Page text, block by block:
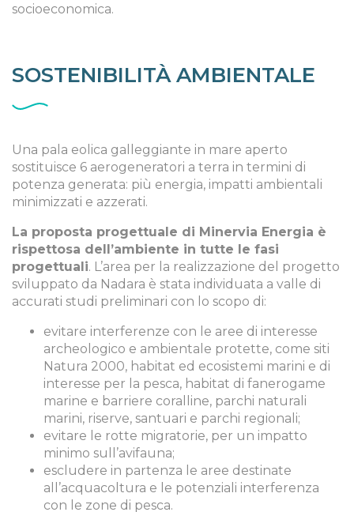
socioeconomica.
Una pala eolica galleggiante in mare aperto
sostituisce 6 aerogeneratori a terra in termini di
potenza generata: più energia, impatti ambientali
minimizzati e azzerati.
La proposta progettuale di Minervia Energia è
rispettosa dell’ambiente in tutte le fasi
progettuali. L’area per la realizzazione del progetto
sviluppato da Nadara è stata individuata a valle di
accurati studi preliminari con lo scopo di:
evitare interferenze con le aree di interesse
archeologico e ambientale protette, come siti
Natura 2000, habitat ed ecosistemi marini e di
interesse per la pesca, habitat di fanerogame
marine e barriere coralline, parchi naturali
marini, riserve, santuari e parchi regionali;
evitare le rotte migratorie, per un impatto
minimo sull’avifauna;
escludere in partenza le aree destinate
all’acquacoltura e le potenziali interferenza
con le zone di pesca.
SOSTENIBILITÀ AMBIENTALE